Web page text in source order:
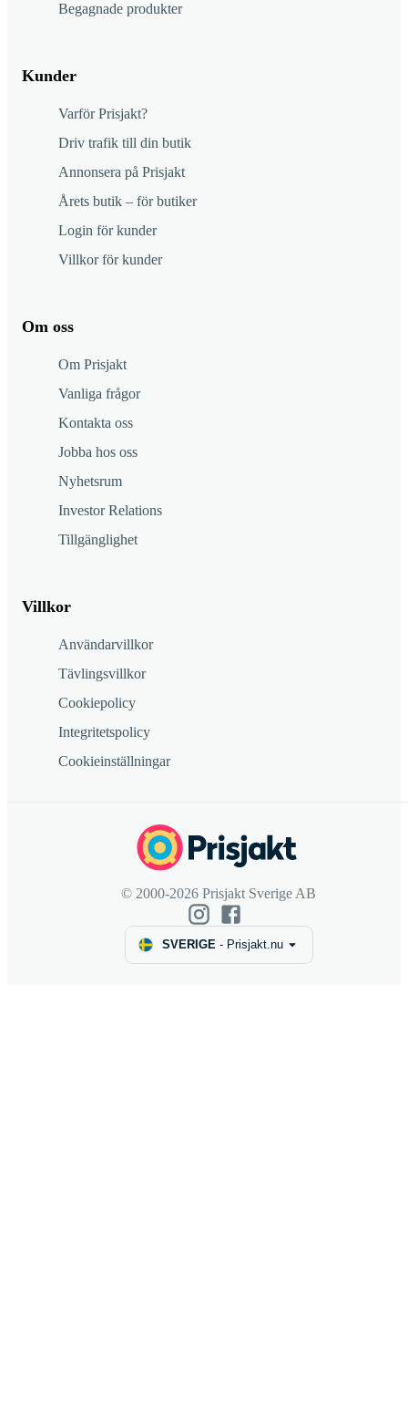
Begagnade produkter
Kunder
Varför Prisjakt?
Driv trafik till din butik
Annonsera på Prisjakt
Årets butik – för butiker
Login för kunder
Villkor för kunder
Om oss
Om Prisjakt
Vanliga frågor
Kontakta oss
Jobba hos oss
Nyhetsrum
Investor Relations
Tillgänglighet
Villkor
Användarvillkor
Tävlingsvillkor
Cookiepolicy
Integritetspolicy
Cookieinställningar
© 2000-2026 Prisjakt Sverige AB
SVERIGE- Prisjakt.nu